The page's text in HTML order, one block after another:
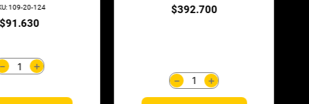
$19.220 $62.360
＋
－